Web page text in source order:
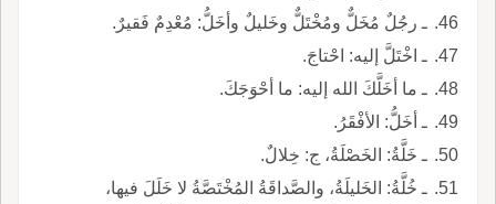
ـ رجُلٌ مُخَلٌّ ومُخْتَلٌّ وخَليلٌ وأخَلُّ: مُعْدِمٌ فَقيرٌ.
ـ اخْتَلَّ إليه: احْتاجَ.
ـ ما أخَلَّكَ الله إليه: ما أحْوَجَكَ.
ـ أخَلُّ: الأفْقَرُ.
ـ خَلَّةُ: الخَصْلَةُ، ج: خِلالٌ.
ـ خُلَّةُ: الخَليلَةُ، والصَّداقَةُ المُخْتَصَّةُ لا خَلَلَ فيها،